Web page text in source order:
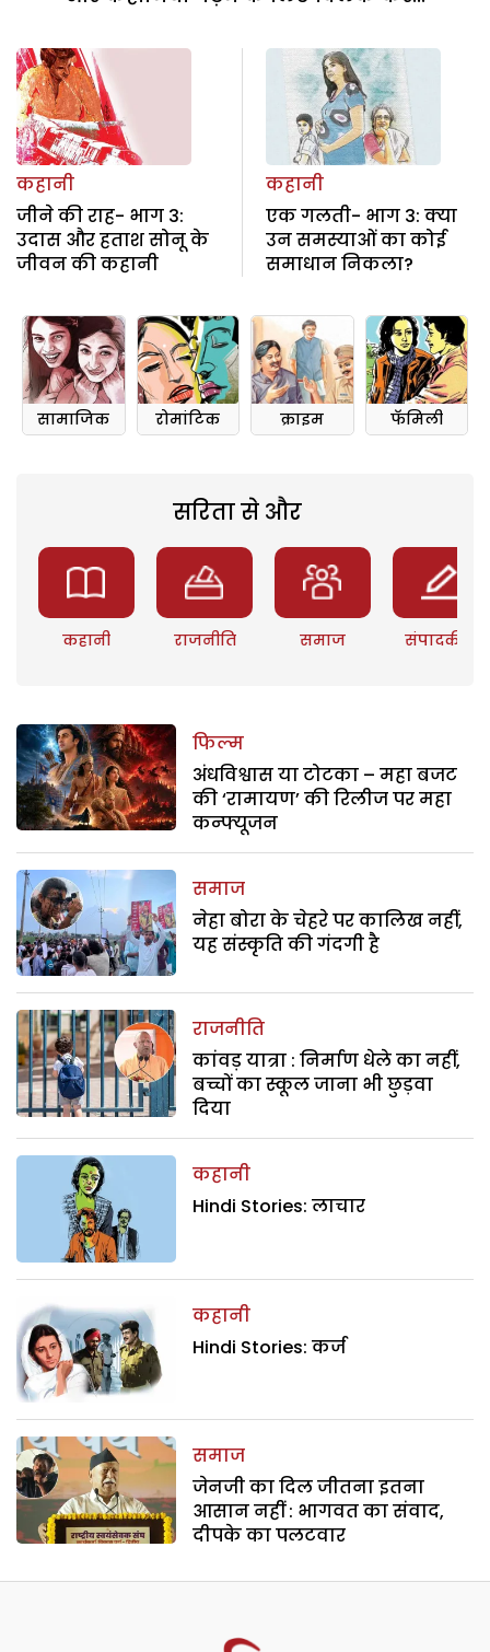
कहानी
जीने की राह- भाग 3:
उदास और हताश सोनू के
जीवन की कहानी
कहानी
एक गलती- भाग 3: क्या
उन समस्याओं का कोई
समाधान निकला?
सामाजिक रोमांटिक क्राइम फॅमिली
सरिता से और
कहानी राजनीति समाज संपादकीय
फिल्म
अंधविश्वास या टोटका – महा बजट
की ‘रामायण’ की रिलीज पर महा
कन्फ्यूजन
समाज
नेहा बोरा के चेहरे पर कालिख नहीं,
यह संस्कृति की गंदगी है
राजनीति
कांवड़ यात्रा : निर्माण धेले का नहीं,
बच्चों का स्कूल जाना भी छुड़वा
दिया
कहानी
Hindi Stories: लाचार
कहानी
Hindi Stories: कर्ज
समाज
जेनजी का दिल जीतना इतना
आसान नहीं : भागवत का संवाद,
दीपके का पलटवार